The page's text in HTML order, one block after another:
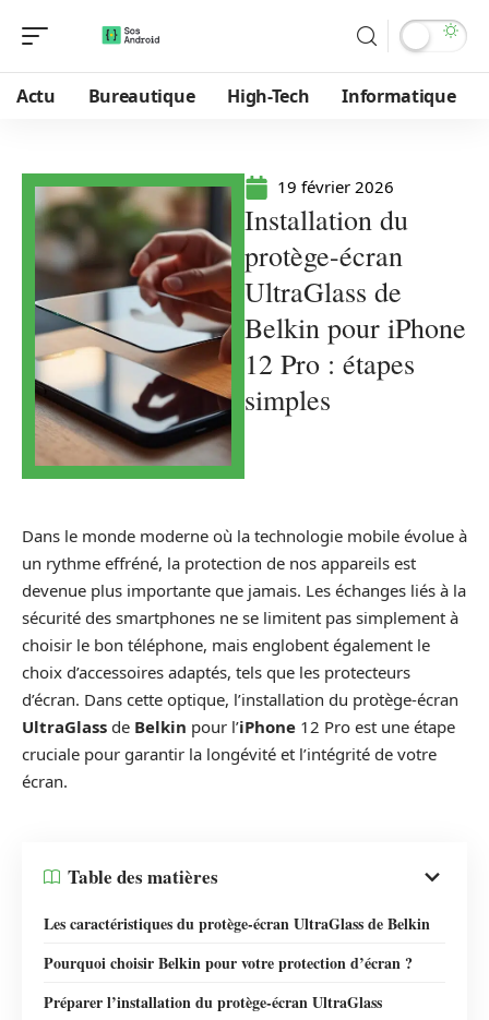
Actu Bureautique High-Tech Informatique
19 février 2026
Installation du
protège-écran
UltraGlass de
Belkin pour iPhone
12 Pro : étapes
simples
Dans le monde moderne où la technologie mobile évolue à
un rythme effréné, la protection de nos appareils est
devenue plus importante que jamais. Les échanges liés à la
sécurité des smartphones ne se limitent pas simplement à
choisir le bon téléphone, mais englobent également le
choix d’accessoires adaptés, tels que les protecteurs
d’écran. Dans cette optique, l’installation du protège-écran
UltraGlass de Belkin pour l’iPhone 12 Pro est une étape
cruciale pour garantir la longévité et l’intégrité de votre
écran.
Table des matières
Les caractéristiques du protège-écran UltraGlass de Belkin
Pourquoi choisir Belkin pour votre protection d’écran ?
Préparer l’installation du protège-écran UltraGlass